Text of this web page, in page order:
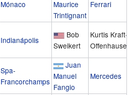
Mónaco
Maurice
Trintignant
Ferrari
Indianápolis
Bob
Sweikert
Kurtis Kraft-
Offenhauser
Spa-
Francorchamps
Juan
Manuel
Fangio
Mercedes